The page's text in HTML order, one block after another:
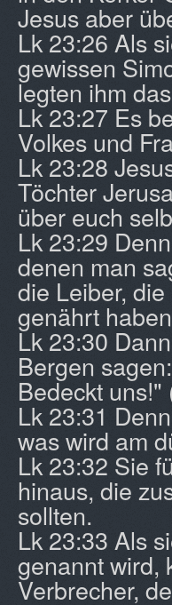
Jesus aber
Lk 23:26 Als
gewissen
legten ihm
Lk 23:27 Es
Volkes und
Lk 23:28
Töchter
über euch
Lk 23:29
denen man
die Leiber,
genährt
Lk 23:30
Bergen
Bedeckt uns!"
Lk 23:31
was wird am
Lk 23:32 Sie
hinaus, die
sollten.
Lk 23:33 Als
genannt wird,
Verbrecher,